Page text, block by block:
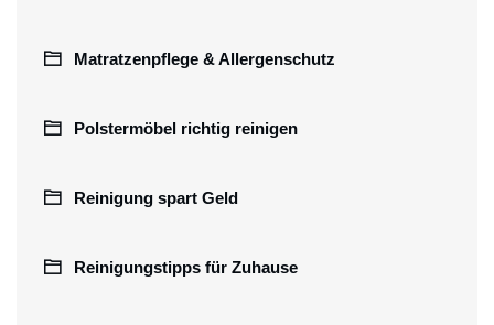
Matratzenpflege & Allergenschutz
Polstermöbel richtig reinigen
Reinigung spart Geld
Reinigungstipps für Zuhause